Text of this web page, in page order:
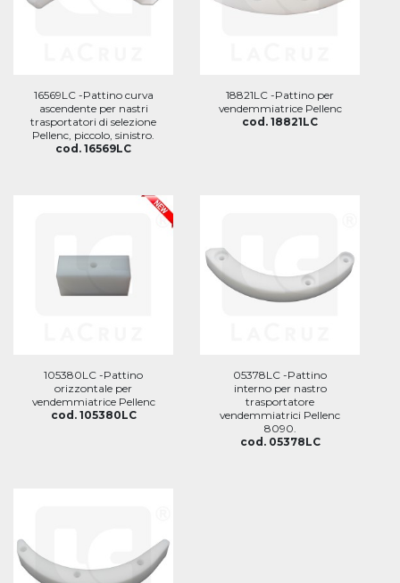
16569LC -Pattino curva
ascendente per nastri
trasportatori di selezione
Pellenc, piccolo, sinistro.
cod. 16569LC
18821LC -Pattino per
vendemmiatrice Pellenc
cod. 18821LC
105380LC -Pattino
orizzontale per
vendemmiatrice Pellenc
cod. 105380LC
05378LC -Pattino
interno per nastro
trasportatore
vendemmiatrici Pellenc
8090.
cod. 05378LC